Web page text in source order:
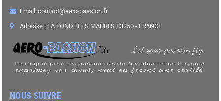
Email: contact@aero-passion.fr
Adresse : LA LONDE LES MAURES 83250 - FRANCE
NOUS SUIVRE